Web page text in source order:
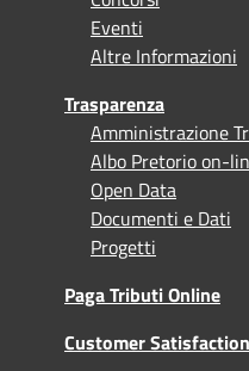
Eventi
Altre Informazioni
Trasparenza
Amministrazione
Albo Pretorio on-
Open Data
Documenti e Dati
Progetti
Paga Tributi Online
Customer Satisfaction